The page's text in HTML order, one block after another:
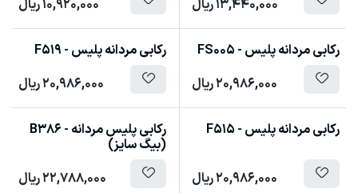
13,440,000ریال
10,920,000ریال
رکابی مردانه پلیس - FS005
20,986,000ریال
رکابی مردانه پلیس - F519
20,986,000ریال
رکابی مردانه پلیس - F515
20,986,000ریال
رکابی پلیس مردانه - B386
(بیگ سایز)
22,788,000ریال